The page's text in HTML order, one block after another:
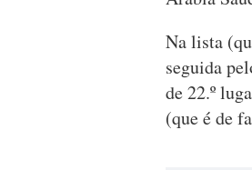
Na lista
seguida
de 22.º
(que é de